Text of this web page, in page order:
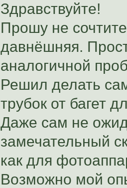
Здравствуйте!
Прошу не
давнёшняя.
аналогичной
Решил делать
трубок от багет
Даже сам не
замечательный
как для
Возможно мой